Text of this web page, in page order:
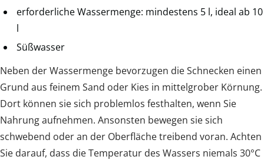
erforderliche Wassermenge: mindestens 5 l, ideal ab 10
l
Süßwasser
Neben der Wassermenge bevorzugen die Schnecken einen
Grund aus feinem Sand oder Kies in mittelgrober Körnung.
Dort können sie sich problemlos festhalten, wenn Sie
Nahrung aufnehmen. Ansonsten bewegen sie sich
schwebend oder an der Oberfläche treibend voran. Achten
Sie darauf, dass die Temperatur des Wassers niemals 30°C